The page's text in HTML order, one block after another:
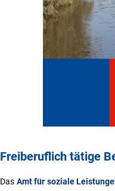
Freiberuflich tätige
Das Amt für soziale